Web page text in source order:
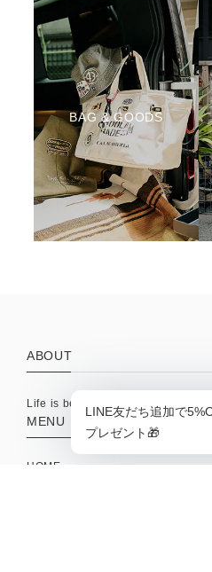
BAG & GOODS
ABOUT
Life is better with a little adventure.
MENU
HOME